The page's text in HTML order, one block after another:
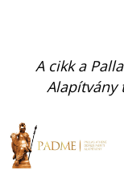
A cikk a
Alapítvány